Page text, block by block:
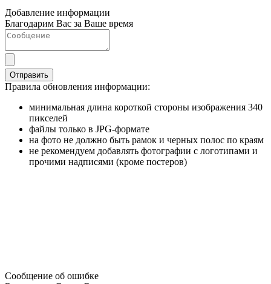
Добавление информации
Благодарим Вас за Ваше время
Отправить
Правила обновления информации:
минимальная длина короткой стороны изображения 340
пикселей
файлы только в JPG-формате
на фото не должно быть рамок и черных полос по краям
не рекомендуем добавлять фотографии с логотипами и
прочими надписями (кроме постеров)
Сообщение об ошибке